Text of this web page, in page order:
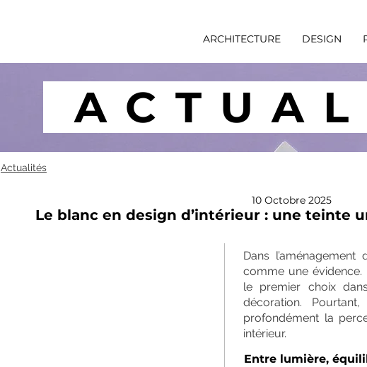
ARCHITECTURE DESIGN
Actualités
10 Octobre 2025
Le blanc en design d’intérieur : une teinte
Dans l’aménagement
comme une évidence.
le premier choix
décoration.
profondément la
intérieur.
Entre lumière,